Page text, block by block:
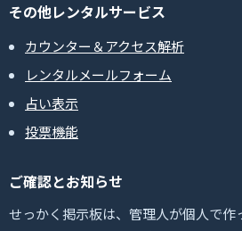
その他レンタルサービス
カウンター＆アクセス解析
レンタルメールフォーム
占い表示
投票機能
ご確認とお知らせ
せっかく掲示板は、管理人が個人で作